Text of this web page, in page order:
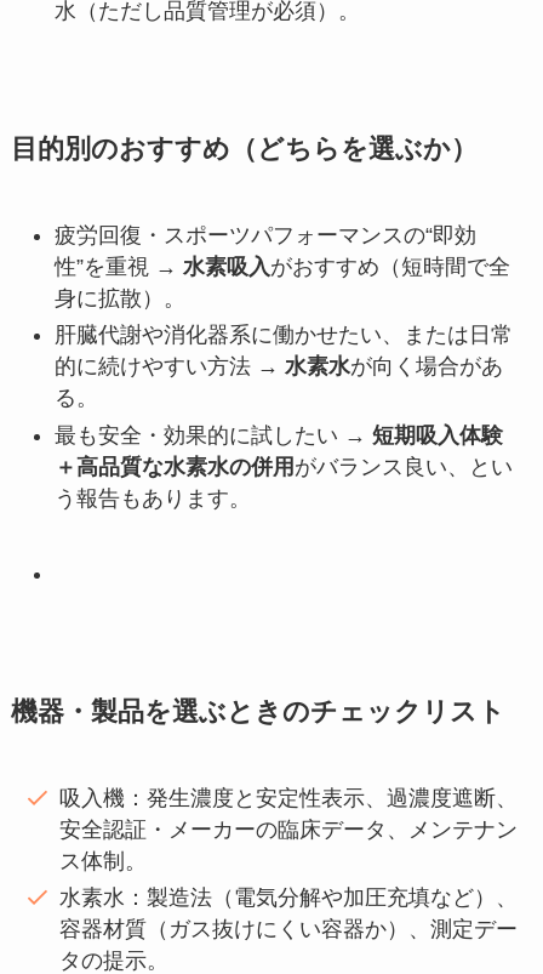
水（ただし品質管理が必須）。
目的別のおすすめ（どちらを選ぶか）
疲労回復・スポーツパフォーマンスの“即効
性”を重視 → 水素吸入がおすすめ（短時間で全
身に拡散）。
肝臓代謝や消化器系に働かせたい、または日常
的に続けやすい方法 → 水素水が向く場合があ
る。
最も安全・効果的に試したい → 短期吸入体験
＋高品質な水素水の併用 がバランス良い、とい
う報告もあります。
機器・製品を選ぶときのチェックリスト
吸入機：発生濃度と安定性表示、過濃度遮断、
安全認証・メーカーの臨床データ、メンテナン
ス体制。
水素水：製造法（電気分解や加圧充填など）、
容器材質（ガス抜けにくい容器か）、測定デー
タの提示。